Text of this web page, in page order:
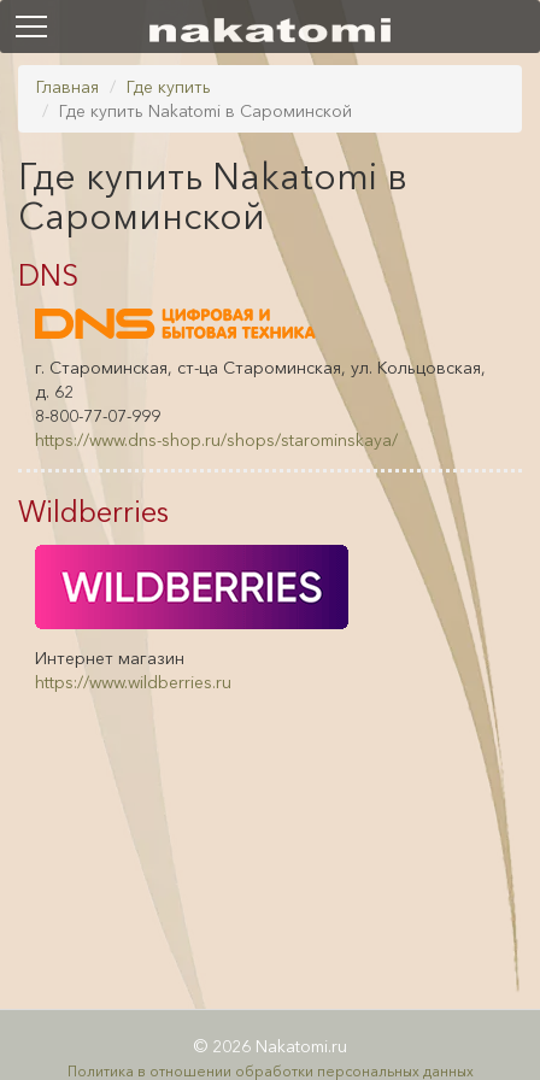
Главная
Где купить
Где купить Nakatomi в Сароминской
Где купить Nakatomi в
Сароминской
DNS
г. Староминская, ст-ца Староминская, ул. Кольцовская,
д. 62
8-800-77-07-999
https://www.dns-shop.ru/shops/starominskaya/
Wildberries
Интернет магазин
https://www.wildberries.ru
© 2026 Nakatomi.ru
Политика в отношении обработки персональных данных